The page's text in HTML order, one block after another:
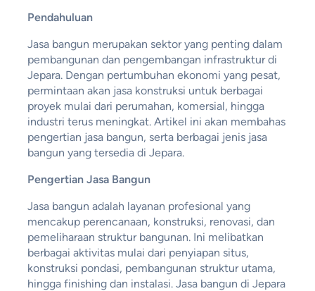
Pendahuluan
Jasa bangun merupakan sektor yang penting dalam
pembangunan dan pengembangan infrastruktur di
Jepara. Dengan pertumbuhan ekonomi yang pesat,
permintaan akan jasa konstruksi untuk berbagai
proyek mulai dari perumahan, komersial, hingga
industri terus meningkat. Artikel ini akan membahas
pengertian jasa bangun, serta berbagai jenis jasa
bangun yang tersedia di Jepara.
Pengertian Jasa Bangun
Jasa bangun adalah layanan profesional yang
mencakup perencanaan, konstruksi, renovasi, dan
pemeliharaan struktur bangunan. Ini melibatkan
berbagai aktivitas mulai dari penyiapan situs,
konstruksi pondasi, pembangunan struktur utama,
hingga finishing dan instalasi. Jasa bangun di Jepara